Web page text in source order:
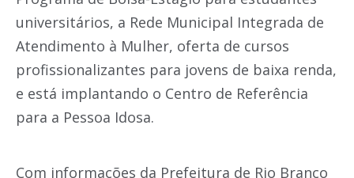
universitários, a Rede Municipal Integrada de
Atendimento à Mulher, oferta de cursos
profissionalizantes para jovens de baixa renda,
e está implantando o Centro de Referência
para a Pessoa Idosa.
Com informações da Prefeitura de Rio Branco